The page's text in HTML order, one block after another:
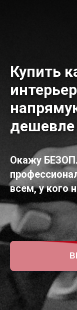
Купить
дешевле
Окажу
всем, у кого